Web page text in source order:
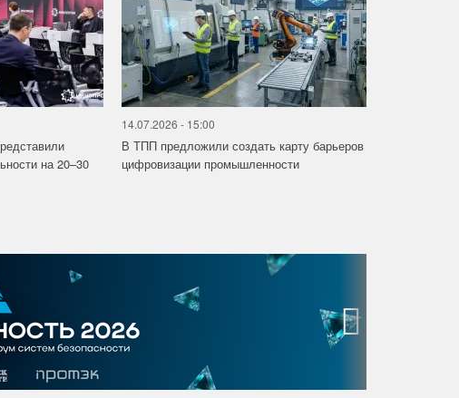
на 20–30
14.07.2026 - 15:00
В ТПП предложили создать карту барьеров
цифровизации промышленности